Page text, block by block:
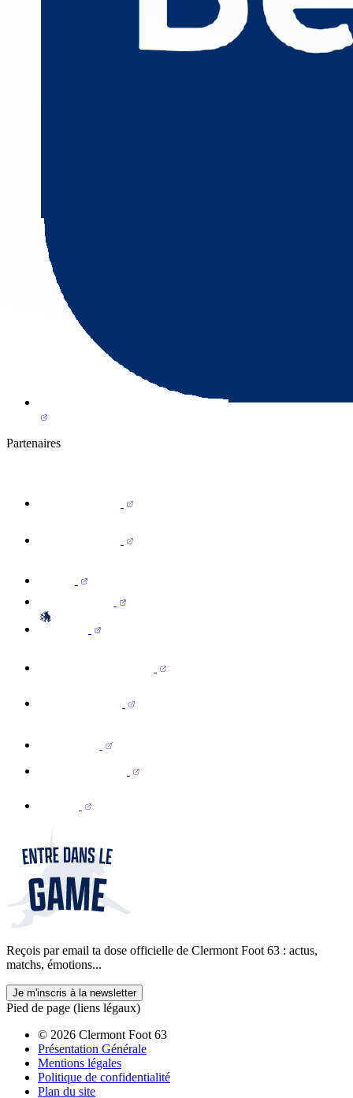
Partenaires
Reçois par email ta dose officielle de Clermont Foot 63 : actus,
matchs, émotions...
Je m'inscris à la newsletter
Pied de page (liens légaux)
© 2026 Clermont Foot 63
Présentation Générale
Mentions légales
Politique de confidentialité
Plan du site